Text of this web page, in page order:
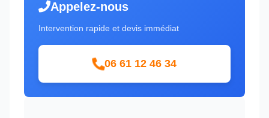
Appelez-nous
Intervention rapide et devis immédiat
06 61 12 46 34